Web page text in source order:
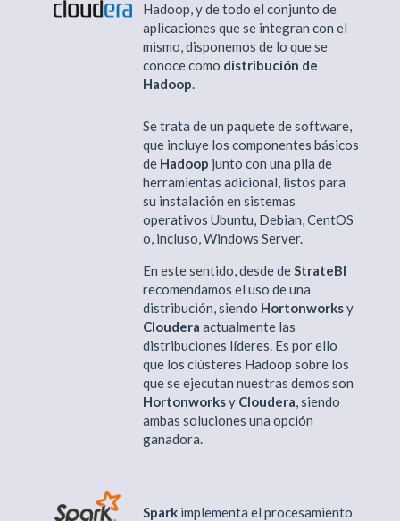
Hadoop, y de todo el conjunto de
aplicaciones que se integran con el
mismo, disponemos de lo que se
conoce como distribución de
Hadoop.
Se trata de un paquete de software,
que incluye los componentes básicos
de Hadoop junto con una pila de
herramientas adicional, listos para
su instalación en sistemas
operativos Ubuntu, Debian, CentOS
o, incluso, Windows Server.
En este sentido, desde deStrateBI
recomendamos el uso de una
distribución, siendo Hortonworksy
Cloudera actualmente las
distribuciones líderes. Es por ello
que los clústeres Hadoop sobre los
que se ejecutan nuestras demos son
Hortonworksy Cloudera, siendo
ambas soluciones una opción
ganadora.
Spark implementa el procesamiento